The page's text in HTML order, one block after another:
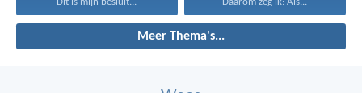
Dit is mijn besluit... Daarom zeg ik: Als...
Meer Thema's...